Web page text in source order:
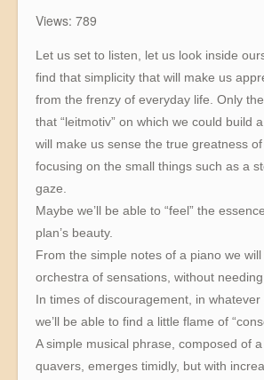
Views: 789
Let us set to listen, let us look inside
find that simplicity that will make us
from the frenzy of everyday life. Only
that “leitmotiv” on which we could build
will make us sense the true greatness
focusing on the small things such as a
gaze.
Maybe we’ll be able to “feel” the
plan’s beauty.
From the simple notes of a piano we
orchestra of sensations, without
In times of discouragement, in whatever
we’ll be able to find a little flame of
A simple musical phrase, composed of
quavers, emerges timidly, but with